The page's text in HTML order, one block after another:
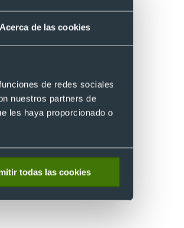
Acerca de las cookies
de redes sociales
nuestros partners de
les haya proporcionado o
todas las cookies